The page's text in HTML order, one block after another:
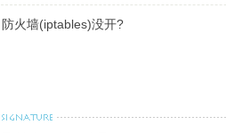
防火墙(iptables)没开?